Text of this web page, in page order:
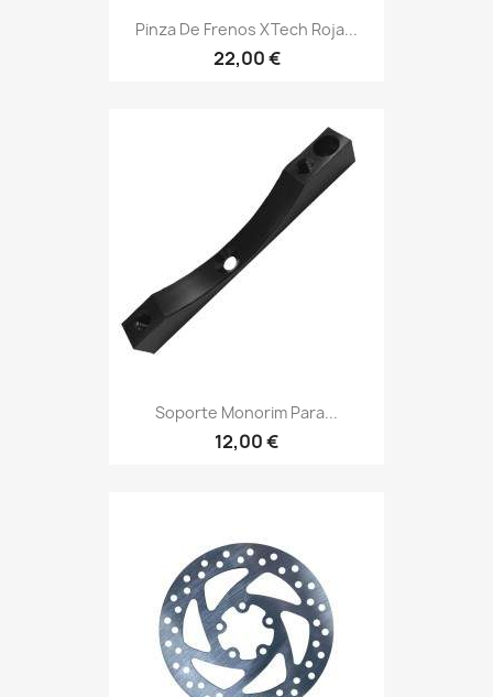
Pinza De Frenos XTech Roja...
22,00 €
Soporte Monorim Para...
12,00 €